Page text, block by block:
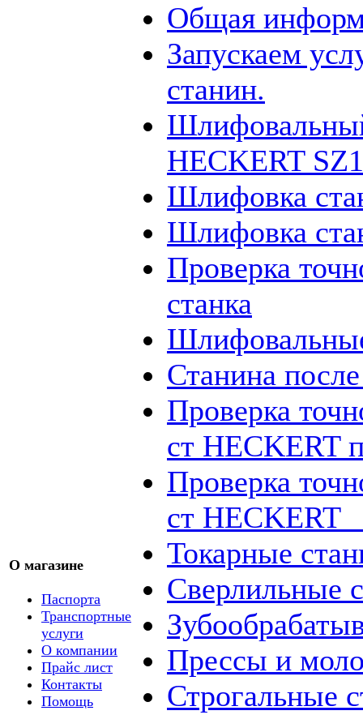
О магазине
Паспорта
Транспортные
услуги
О компании
Прайс лист
Контакты
Помощь
Общая
Запускаем
станин.
HECKERT
Шлифовка
Шлифовка
Проверка
станка
Станина
Проверка
ст HECKERT
Проверка
ст HECKERT
Токарные
Сверлильные
Прессы и
Строгальные